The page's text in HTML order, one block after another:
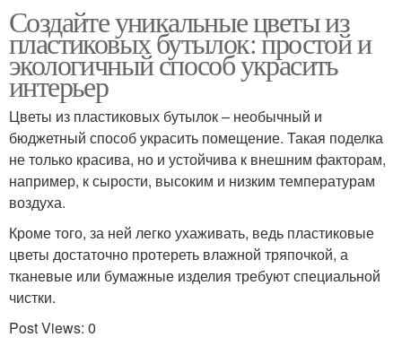
Создайте уникальные цветы из
пластиковых бутылок: простой и
экологичный способ украсить
интерьер
Цветы из пластиковых бутылок – необычный и
бюджетный способ украсить помещение. Такая поделка
не только красива, но и устойчива к внешним факторам,
например, к сырости, высоким и низким температурам
воздуха.
Кроме того, за ней легко ухаживать, ведь пластиковые
цветы достаточно протереть влажной тряпочкой, а
тканевые или бумажные изделия требуют специальной
чистки.
Post Views: 0